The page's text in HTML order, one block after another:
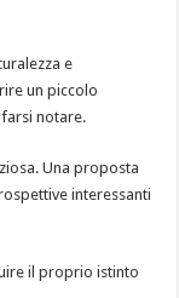
e
un piccolo
farsi notare.
Una proposta
interessanti
il proprio istinto